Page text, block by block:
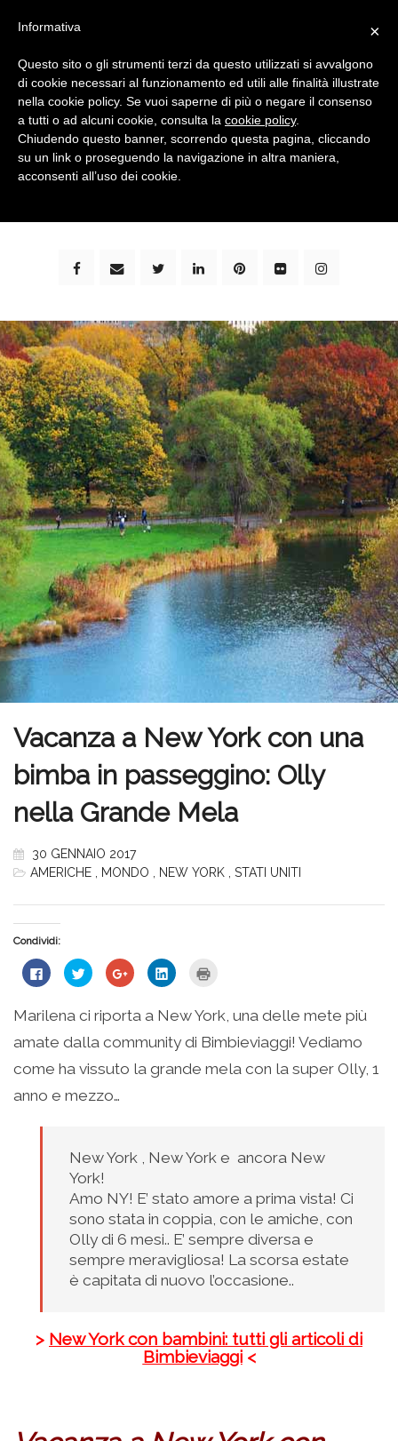
bimbi e viaggi - family travel blog: community #1 in
Vacanza a New York con una
bimba in passeggino: Olly
nella Grande Mela
30 GENNAIO 2017
AMERICHE
MONDO NEW YORK STATI UNITI
Condividi:
Fai
clic
su
Facebook
(Si
apre
una
nuova
Fai
clic
condividere
su
Twitter
(Si
in
una
finestra)
Fai
clic
condividere
su
Google+
(Si
in
una
Fai
clic
condividere
su
LinkedIn
(Si
apre
in
una
stampare
(Si
apre
in
nuova
finestra)
Marilena ci riporta a New York, una delle mete più
amate dalla community di Bimbieviaggi! Vediamo
come ha vissuto la grande mela con la super Olly, 1
anno e mezzo…
New York , New York e ancora New
York!
Amo NY! E’ stato amore a prima vista! Ci
sono stata in coppia, con le amiche, con
Olly di 6 mesi.. E’ sempre diversa e
sempre meravigliosa! La scorsa estate
è capitata di nuovo l’occasione..
> New York con bambini: tutti gli articoli di
Bimbieviaggi<
×
Informativa
Questo sito o gli strumenti terzi da questo utilizzati si avvalgono
di cookie necessari al funzionamento ed utili alle finalità illustrate
nella cookie policy. Se vuoi saperne di più o negare il consenso
a tutti o ad alcuni cookie, consulta la cookie policy.
Chiudendo questo banner, scorrendo questa pagina, cliccando
su un link o proseguendo la navigazione in altra maniera,
acconsenti all’uso dei cookie.